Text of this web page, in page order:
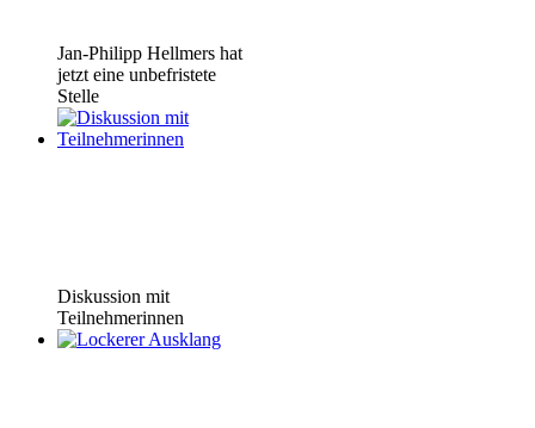
Jan-Philipp Hellmers hat
jetzt eine unbefristete
Stelle
Diskussion mit
Teilnehmerinnen